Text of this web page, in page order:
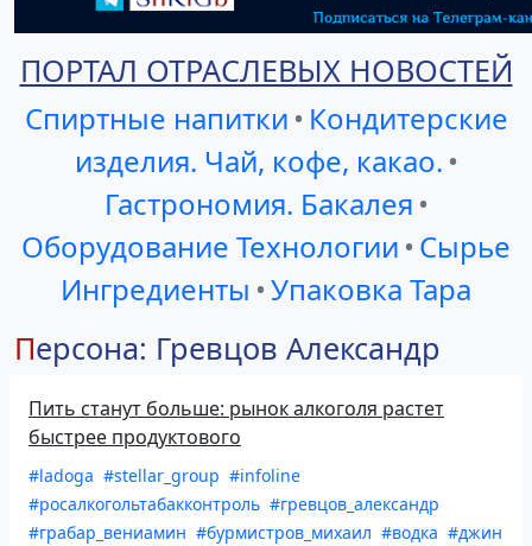
ПОРТАЛ ОТРАСЛЕВЫХ НОВОСТЕЙ
Спиртные напитки • Кондитерские
изделия. Чай, кофе, какао. •
Гастрономия. Бакалея •
Оборудование Технологии • Сырье
Ингредиенты •Упаковка Тара
Персона: Гревцов Александр
Пить станут больше: рынок алкоголя растет
быстрее продуктового
#ladoga #stellar_group #infoline
#росалкогольтабакконтроль #гревцов_александр
#грабар_вениамин #бурмистров_михаил #водка #джин